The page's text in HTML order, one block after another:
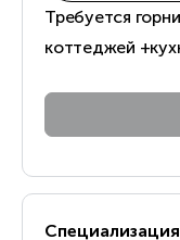
Требуется
коттеджей